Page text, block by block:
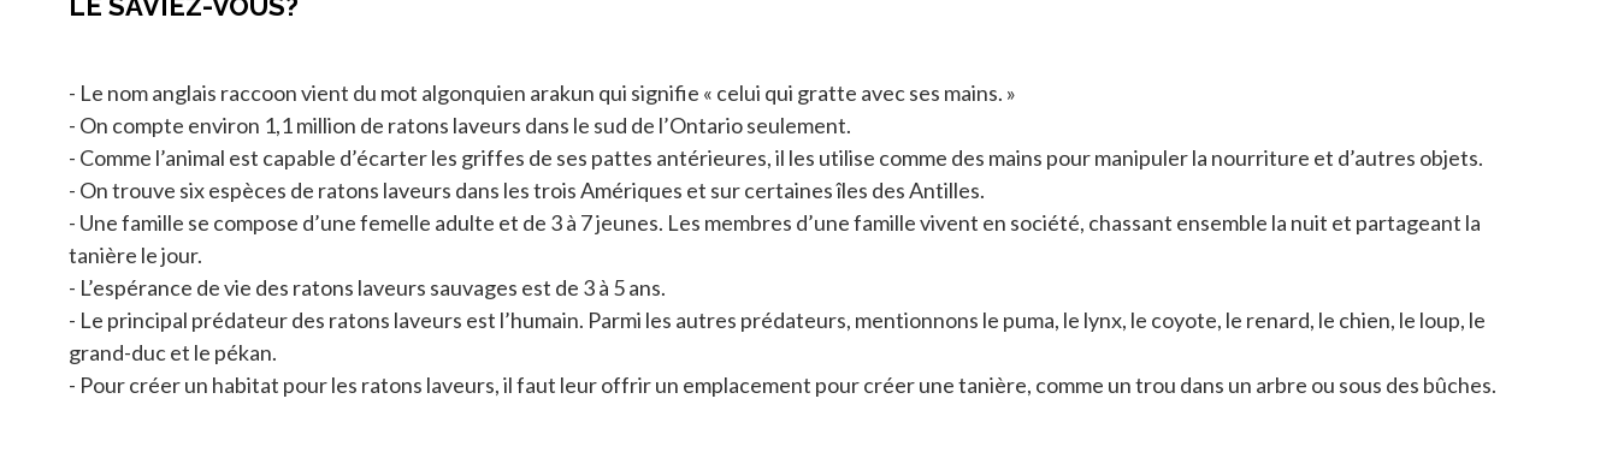
LE SAVIEZ-VOUS?
- Le nom anglais raccoon vient du mot algonquien arakun qui signifie « celui qui gratte avec ses mains. »
- On compte environ 1,1 million de ratons laveurs dans le sud de l’Ontario seulement.
- Comme l’animal est capable d’écarter les griffes de ses pattes antérieures, il les utilise comme des mains pour manipuler la nourriture et d’autres objets.
- On trouve six espèces de ratons laveurs dans les trois Amériques et sur certaines îles des Antilles.
- Une famille se compose d’une femelle adulte et de 3 à 7 jeunes. Les membres d’une famille vivent en société, chassant ensemble la nuit et partageant la
tanière le jour.
- L’espérance de vie des ratons laveurs sauvages est de 3 à 5 ans.
- Le principal prédateur des ratons laveurs est l’humain. Parmi les autres prédateurs, mentionnons le puma, le lynx, le coyote, le renard, le chien, le loup, le
grand-duc et le pékan.
- Pour créer un habitat pour les ratons laveurs, il faut leur offrir un emplacement pour créer une tanière, comme un trou dans un arbre ou sous des bûches.